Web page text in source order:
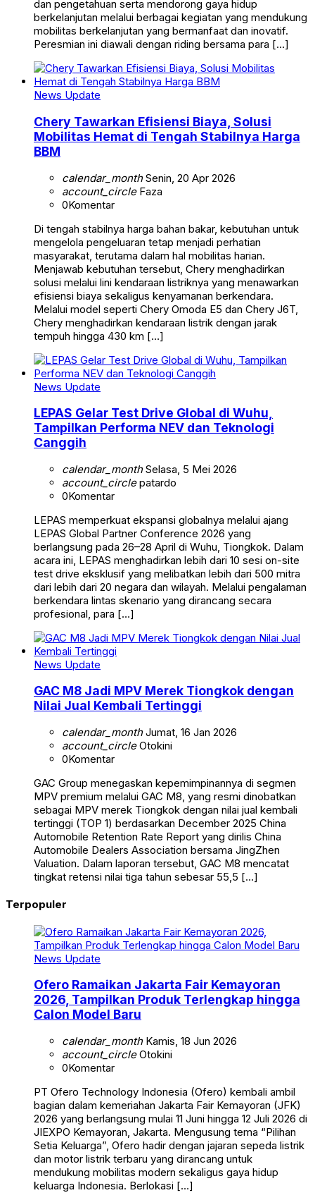
dan pengetahuan serta mendorong gaya hidup
berkelanjutan melalui berbagai kegiatan yang mendukung
mobilitas berkelanjutan yang bermanfaat dan inovatif.
Peresmian ini diawali dengan riding bersama para […]
News Update
Chery Tawarkan Efisiensi Biaya, Solusi
Mobilitas Hemat di Tengah Stabilnya Harga
BBM
calendar_monthSenin, 20 Apr 2026
account_circleFaza
0Komentar
Di tengah stabilnya harga bahan bakar, kebutuhan untuk
mengelola pengeluaran tetap menjadi perhatian
masyarakat, terutama dalam hal mobilitas harian.
Menjawab kebutuhan tersebut, Chery menghadirkan
solusi melalui lini kendaraan listriknya yang menawarkan
efisiensi biaya sekaligus kenyamanan berkendara.
Melalui model seperti Chery Omoda E5 dan Chery J6T,
Chery menghadirkan kendaraan listrik dengan jarak
tempuh hingga 430 km […]
News Update
LEPAS Gelar Test Drive Global di Wuhu,
Tampilkan Performa NEV dan Teknologi
Canggih
calendar_monthSelasa, 5 Mei 2026
account_circlepatardo
0Komentar
LEPAS memperkuat ekspansi globalnya melalui ajang
LEPAS Global Partner Conference 2026 yang
berlangsung pada 26–28 April di Wuhu, Tiongkok. Dalam
acara ini, LEPAS menghadirkan lebih dari 10 sesi on-site
test drive eksklusif yang melibatkan lebih dari 500 mitra
dari lebih dari 20 negara dan wilayah. Melalui pengalaman
berkendara lintas skenario yang dirancang secara
profesional, para […]
News Update
GAC M8 Jadi MPV Merek Tiongkok dengan
Nilai Jual Kembali Tertinggi
calendar_monthJumat, 16 Jan 2026
account_circleOtokini
0Komentar
GAC Group menegaskan kepemimpinannya di segmen
MPV premium melalui GAC M8, yang resmi dinobatkan
sebagai MPV merek Tiongkok dengan nilai jual kembali
tertinggi (TOP 1) berdasarkan December 2025 China
Automobile Retention Rate Report yang dirilis China
Automobile Dealers Association bersama JingZhen
Valuation. Dalam laporan tersebut, GAC M8 mencatat
tingkat retensi nilai tiga tahun sebesar 55,5 […]
Terpopuler
News Update
Ofero Ramaikan Jakarta Fair Kemayoran
2026, Tampilkan Produk Terlengkap hingga
Calon Model Baru
calendar_monthKamis, 18 Jun 2026
account_circleOtokini
0Komentar
PT Ofero Technology Indonesia (Ofero) kembali ambil
bagian dalam kemeriahan Jakarta Fair Kemayoran (JFK)
2026 yang berlangsung mulai 11 Juni hingga 12 Juli 2026 di
JIEXPO Kemayoran, Jakarta. Mengusung tema “Pilihan
Setia Keluarga”, Ofero hadir dengan jajaran sepeda listrik
dan motor listrik terbaru yang dirancang untuk
mendukung mobilitas modern sekaligus gaya hidup
keluarga Indonesia. Berlokasi […]